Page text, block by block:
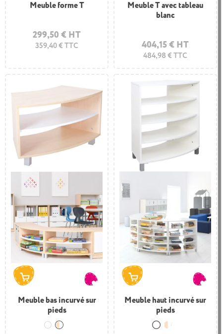
Meuble forme T
299,50 € HT
359,40 € TTC
Meuble T avec tableau
blanc
404,15 € HT
484,98 € TTC
Meuble bas incurvé sur
pieds
BlancBois et blanc
Meuble haut incurvé sur
pieds
BlancBois et blanc